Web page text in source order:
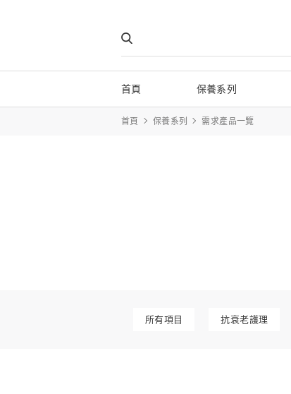
首頁 保養系列
首頁 保養系列 需求產品一覽
所有項目 抗衰老護理